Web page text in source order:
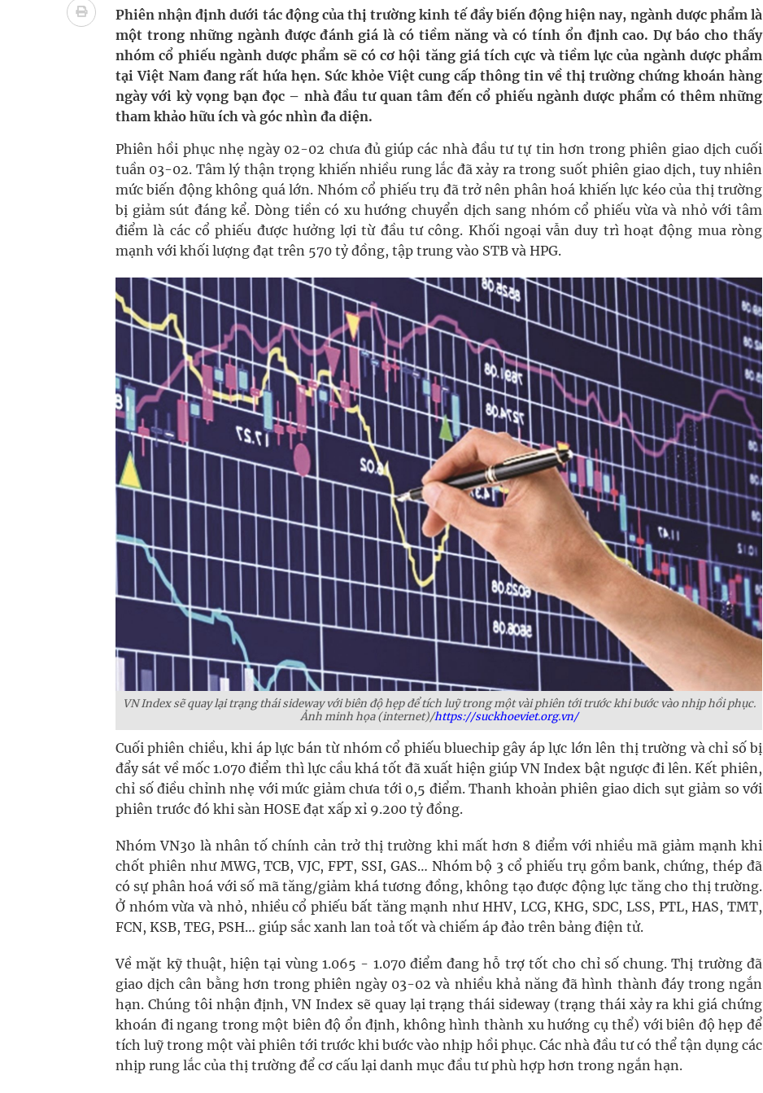
Nhiều chuỗi hoạt động lớn được diễn ra tại Lễ hội sầu riêng 2026
Tiếp tục rà soát, triển khai các nhiệm vụ trong lĩnh vực cấp cứu, điều trị đột quỵ
Lâm Đồng: Quyết tâm đưa sân bay Liên Khương trở lại khai thác vào ngày 19/8
Tác Dụng Chống Kết Tập Tiểu Cầu Và Chống Đông Máu Của Các Loài Nhân Sâm (Panax Spp.): Tổng
Quan Bằng Chứng Dược Lý Và Cơ Chế Phân Tử
Xây dựng bản đồ mạng lưới cấp cứu ngoại viện toàn quốc
"Nền kinh tế bạc" có thể trở thành động lực tăng trưởng mới của Việt Nam
Phiên nhận định dưới tác động của thị trường kinh tế đầy biến động hiện nay, ngành dược phẩm là
một trong những ngành được đánh giá là có tiềm năng và có tính ổn định cao. Dự báo cho thấy
nhóm cổ phiếu ngành dược phẩm sẽ có cơ hội tăng giá tích cực và tiềm lực của ngành dược phẩm
tại Việt Nam đang rất hứa hẹn. Sức khỏe Việt cung cấp thông tin về thị trường chứng khoán hàng
ngày với kỳ vọng bạn đọc – nhà đầu tư quan tâm đến cổ phiếu ngành dược phẩm có thêm những
tham khảo hữu ích và góc nhìn đa diện.
Phiên hồi phục nhẹ ngày 02-02 chưa đủ giúp các nhà đầu tư tự tin hơn trong phiên giao dịch cuối
tuần 03-02. Tâm lý thận trọng khiến nhiều rung lắc đã xảy ra trong suốt phiên giao dịch, tuy nhiên
mức biến động không quá lớn. Nhóm cổ phiếu trụ đã trở nên phân hoá khiến lực kéo của thị trường
bị giảm sút đáng kể. Dòng tiền có xu hướng chuyển dịch sang nhóm cổ phiếu vừa và nhỏ với tâm
điểm là các cổ phiếu được hưởng lợi từ đầu tư công. Khối ngoại vẫn duy trì hoạt động mua ròng
mạnh với khối lượng đạt trên 570 tỷ đồng, tập trung vào STB và HPG.
VN Index sẽ quay lại trạng thái sideway với biên độ hẹp để tích luỹ trong một vài phiên tới trước khi bước vào nhịp hồi phục.
Ảnh minh họa (internet)/https://suckhoeviet.org.vn/
Cuối phiên chiều, khi áp lực bán từ nhóm cổ phiếu bluechip gây áp lực lớn lên thị trường và chỉ số bị
đẩy sát về mốc 1.070 điểm thì lực cầu khá tốt đã xuất hiện giúp VN Index bật ngược đi lên. Kết phiên,
chỉ số điều chỉnh nhẹ với mức giảm chưa tới 0,5 điểm. Thanh khoản phiên giao dich sụt giảm so với
phiên trước đó khi sàn HOSE đạt xấp xỉ 9.200 tỷ đồng.
Nhóm VN30 là nhân tố chính cản trở thị trường khi mất hơn 8 điểm với nhiều mã giảm mạnh khi
chốt phiên như MWG, TCB, VJC, FPT, SSI, GAS… Nhóm bộ 3 cổ phiếu trụ gồm bank, chứng, thép đã
có sự phân hoá với số mã tăng/giảm khá tương đồng, không tạo được động lực tăng cho thị trường.
Ở nhóm vừa và nhỏ, nhiều cổ phiếu bất tăng mạnh như HHV, LCG, KHG, SDC, LSS, PTL, HAS, TMT,
FCN, KSB, TEG, PSH… giúp sắc xanh lan toả tốt và chiếm áp đảo trên bảng điện tử.
Về mặt kỹ thuật, hiện tại vùng 1.065 - 1.070 điểm đang hỗ trợ tốt cho chỉ số chung. Thị trường đã
giao dịch cân bằng hơn trong phiên ngày 03-02 và nhiều khả năng đã hình thành đáy trong ngắn
hạn. Chúng tôi nhận định, VN Index sẽ quay lại trạng thái sideway (trạng thái xảy ra khi giá chứng
khoán đi ngang trong một biên độ ổn định, không hình thành xu hướng cụ thể) với biên độ hẹp để
tích luỹ trong một vài phiên tới trước khi bước vào nhịp hồi phục. Các nhà đầu tư có thể tận dụng các
nhịp rung lắc của thị trường để cơ cấu lại danh mục đầu tư phù hợp hơn trong ngắn hạn.